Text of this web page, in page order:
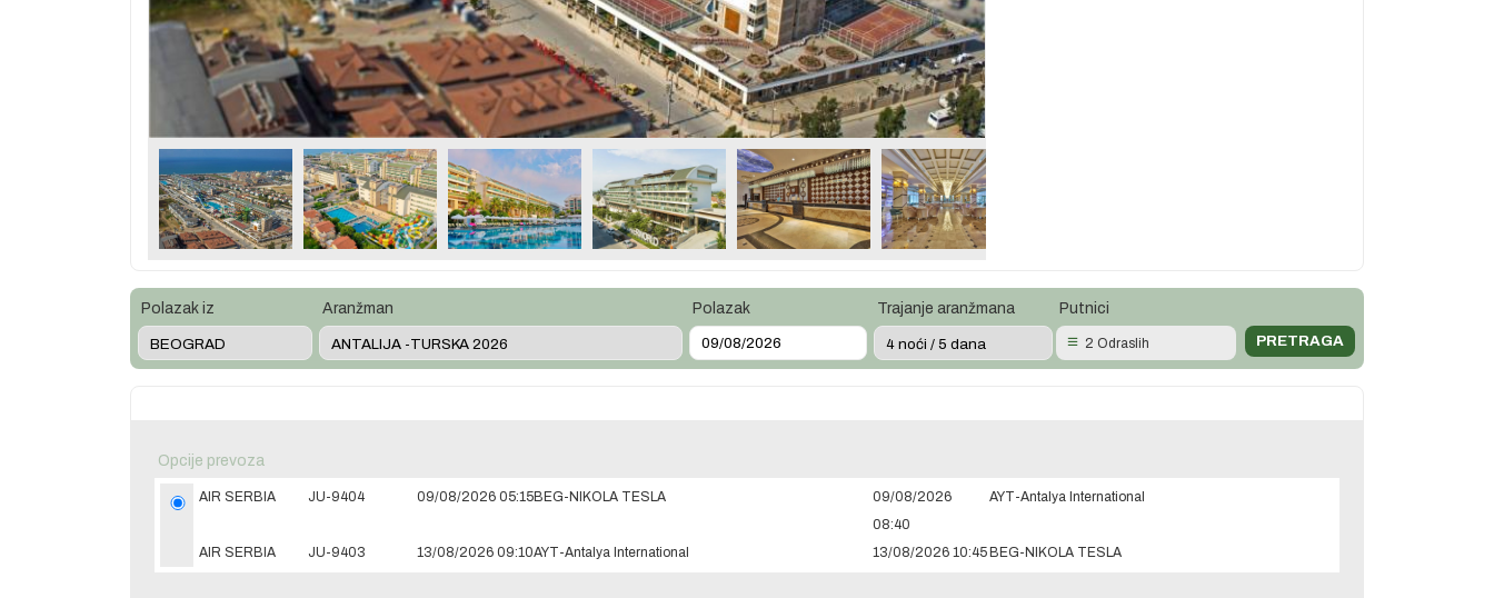
Polazak iz Aranžman Polazak Trajanje aranžmana Putnici
2 Odraslih
Opcije prevoza
AIR SERBIA JU-9404 09/08/2026 05:15BEG-NIKOLA TESLA
09/08/2026
08:40
AYT-Antalya International
AIR SERBIA JU-9403 13/08/2026 09:10AYT-Antalya International 13/08/2026 10:45 BEG-NIKOLA TESLA